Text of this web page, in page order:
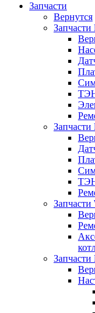
Запчасти
Вернутся